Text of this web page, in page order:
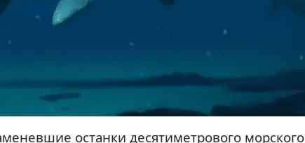
останки десятиметрового морского